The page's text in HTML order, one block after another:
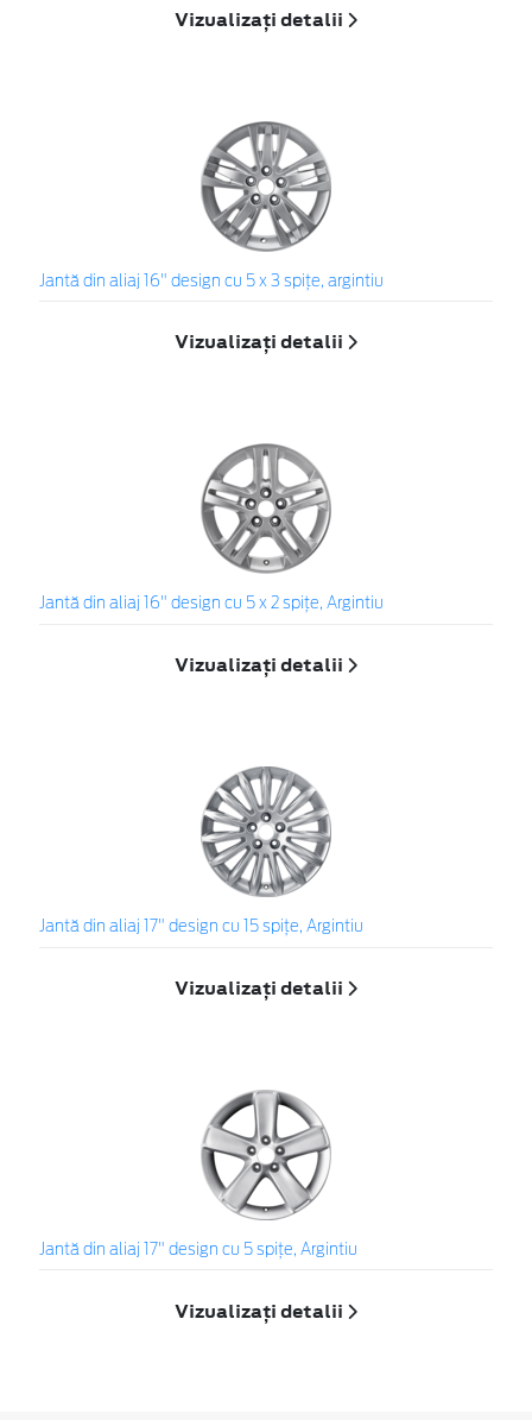
Vizualizați detalii
Jantă din aliaj 16" design cu 5 x 3 spiţe, argintiu
Vizualizați detalii
Jantă din aliaj 16" design cu 5 x 2 spiţe, Argintiu
Vizualizați detalii
Jantă din aliaj 17" design cu 15 spiţe, Argintiu
Vizualizați detalii
Jantă din aliaj 17" design cu 5 spiţe, Argintiu
Vizualizați detalii